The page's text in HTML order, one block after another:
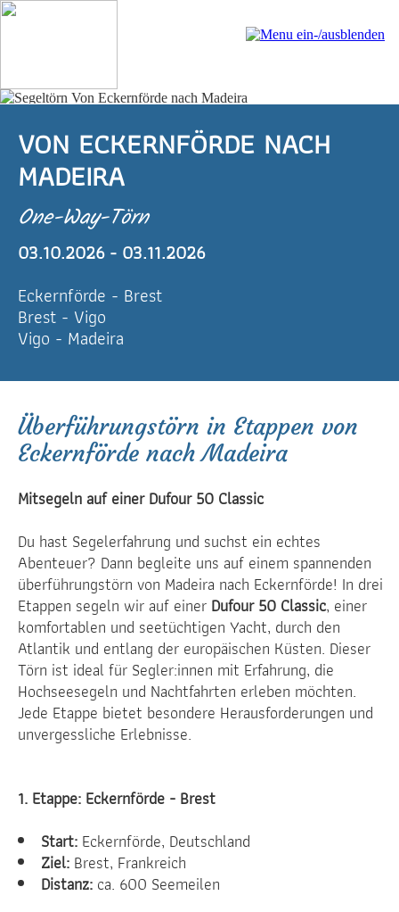
VON ECKERNFÖRDE NACH
MADEIRA
One-Way-Törn
03.10.2026 - 03.11.2026
Eckernförde - Brest
Brest - Vigo
Vigo - Madeira
Überführungstörn in Etappen von
Eckernförde nach Madeira
Mitsegeln auf einer Dufour 50 Classic
Du hast Segelerfahrung und suchst ein echtes
Abenteuer? Dann begleite uns auf einem spannenden
überführungstörn von Madeira nach Eckernförde! In drei
Etappen segeln wir auf einer Dufour 50 Classic, einer
komfortablen und seetüchtigen Yacht, durch den
Atlantik und entlang der europäischen Küsten. Dieser
Törn ist ideal für Segler:innen mit Erfahrung, die
Hochseesegeln und Nachtfahrten erleben möchten.
Jede Etappe bietet besondere Herausforderungen und
unvergessliche Erlebnisse.
1. Etappe: Eckernförde - Brest
Start: Eckernförde, Deutschland
Ziel: Brest, Frankreich
Distanz: ca. 600 Seemeilen